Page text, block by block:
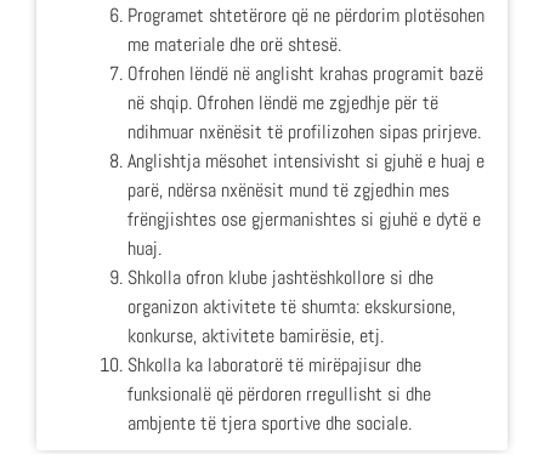
Programet shtetërore që ne përdorim plotësohen
me materiale dhe orë shtesë.
Ofrohen lëndë në anglisht krahas programit bazë
në shqip. Ofrohen lëndë me zgjedhje për të
ndihmuar nxënësit të profilizohen sipas prirjeve.
Anglishtja mësohet intensivisht si gjuhë e huaj e
parë, ndërsa nxënësit mund të zgjedhin mes
frëngjishtes ose gjermanishtes si gjuhë e dytë e
huaj.
Shkolla ofron klube jashtëshkollore si dhe
organizon aktivitete të shumta: ekskursione,
konkurse, aktivitete bamirësie, etj.
Shkolla ka laboratorë të mirëpajisur dhe
funksionalë që përdoren rregullisht si dhe
ambjente të tjera sportive dhe sociale.